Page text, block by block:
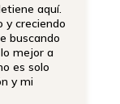
aquí.
y creciendo
buscando
mejor a
es solo
y mi